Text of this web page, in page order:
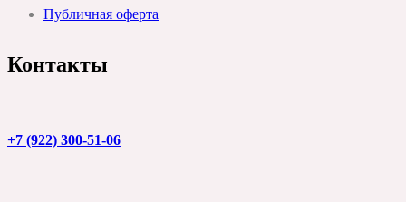
Публичная оферта
Контакты
+7 (922) 300-51-06